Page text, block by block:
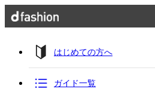
はじめての方へ
ガイド一覧